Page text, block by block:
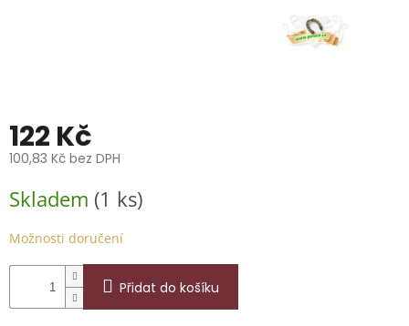
Značky
122 Kč
100,83 Kč bez DPH
cena:
Skladem (1 ks)
Možnosti doručení
Přidat do košíku